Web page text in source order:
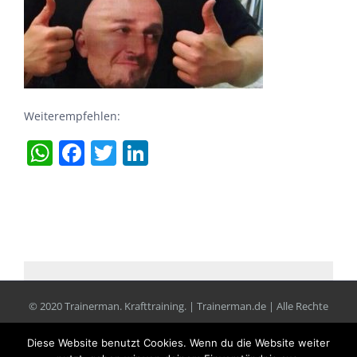
Weiterempfehlen:
WhatsApp
Facebook
Twitter
© 2020 Trainerman. Krafttraining. | Trainerman.de | Alle Rechte
vorbehalten |Impressum|Datenschutz
Diese Website benutzt Cookies. Wenn du die Website weiter